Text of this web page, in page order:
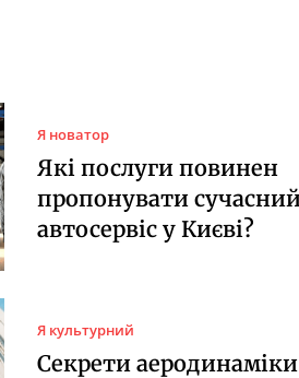
Я новатор
Які послуги повинен
пропонувати
автосервіс у Києві?
Я культурний
Секрети